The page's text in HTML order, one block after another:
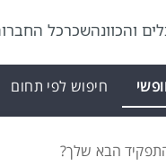
והכוונהשכרכל
חיפוש לפי תחום
הבא שלך?